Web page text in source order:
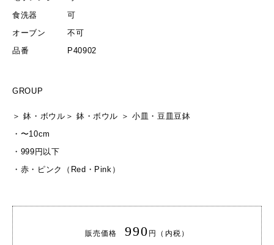
食洗器
可
オーブン
不可
品番
P40902
GROUP
＞鉢・ボウル ＞ 鉢・ボウル ＞小皿・豆皿豆鉢
・ 〜10cm
・ 999円以下
・ 赤・ピンク（Red・Pink）
販売価格 990 円（内税）